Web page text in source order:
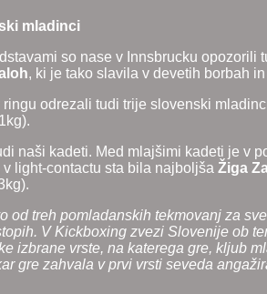
mladinci
so nase v Innsbrucku
, ki je tako slavila v devetih borbah
ringu odrezali tudi trije slovenski
naši kadeti. Med mlajšimi kadeti je v
v light-contactu sta bila najboljša Žiga
od treh pomladanskih tekmovanj za
V Kickboxing zvezi Slovenije ob
izbrane vrste, na katerega gre, kljub
gre zahvala v prvi vrsti seveda